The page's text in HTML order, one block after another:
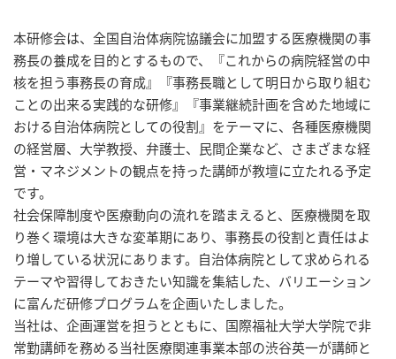
本研修会は、全国自治体病院協議会に加盟する医療機関の事
務長の養成を目的とするもので、『これからの病院経営の中
核を担う事務長の育成』『事務長職として明日から取り組む
ことの出来る実践的な研修』『事業継続計画を含めた地域に
おける自治体病院としての役割』をテーマに、各種医療機関
の経営層、大学教授、弁護士、民間企業など、さまざまな経
営・マネジメントの観点を持った講師が教壇に立たれる予定
です。
社会保障制度や医療動向の流れを踏まえると、医療機関を取
り巻く環境は大きな変革期にあり、事務長の役割と責任はよ
り増している状況にあります。自治体病院として求められる
テーマや習得しておきたい知識を集結した、バリエーション
に富んだ研修プログラムを企画いたしました。
当社は、企画運営を担うとともに、国際福祉大学大学院で非
常勤講師を務める当社医療関連事業本部の渋谷英一が講師と